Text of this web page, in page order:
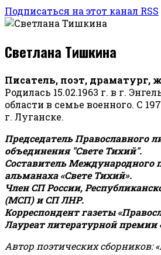
Подписаться на этот канал RSS
Светлана Тишкина
Писатель, поэт, драматург,
Родилась 15.02.1963 г. в г.
области в семье военного. С
г. Луганске.
Председатель Православного
объединения "Свете Тихий".
Составитель Международного
альманаха «Свете Тихий».
Член СП России,
(МСП) и СП ЛНР.
Корреспондент газеты
Лауреат литературной премии
Автор поэтических сборников: